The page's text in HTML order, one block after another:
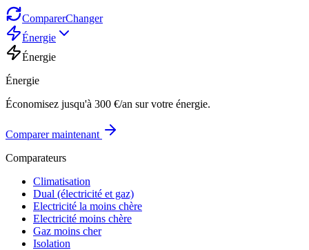
ComparerChanger
Énergie
Énergie
Énergie
Économisez jusqu'à 300 €/an sur votre énergie.
Comparer maintenant
Comparateurs
Climatisation
Dual (électricité et gaz)
Electricité la moins chère
Electricité moins chère
Gaz moins cher
Isolation